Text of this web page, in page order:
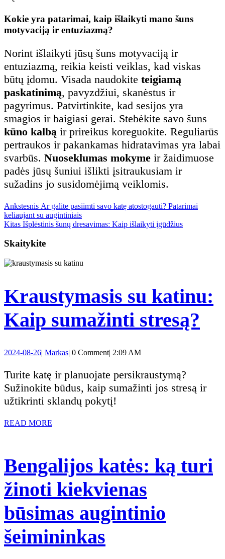
Kokie yra patarimai, kaip išlaikyti mano šuns
motyvaciją ir entuziazmą?
Norint išlaikyti jūsų šuns motyvaciją ir
entuziazmą, reikia keisti veiklas, kad viskas
būtų įdomu. Visada naudokite teigiamą
paskatinimą, pavyzdžiui, skanėstus ir
pagyrimus. Patvirtinkite, kad sesijos yra
smagios ir baigiasi gerai. Stebėkite savo šuns
kūno kalbą ir prireikus koreguokite. Reguliarūs
pertraukos ir pakankamas hidratavimas yra labai
svarbūs. Nuoseklumas mokyme ir žaidimuose
padės jūsų šuniui išlikti įsitraukusiam ir
sužadins jo susidomėjimą veiklomis.
Navigacija
tarp
įrašų
Ankstesnis Previous
post:
Ar galite pasiimti savo katę atostogauti? Patarimai
keliaujant su augintiniais
Kitas Next
Išplėstinis šunų dresavimas: Kaip išlaikyti įgūdžius
Skaitykite
Kraustymasis su katinu:
Kaip sumažinti stresą?
2024-08-262024-
26
| MarkasMarkas
| 0 Comment| 2:09 AM
Turite katę ir planuojate persikraustymą?
Sužinokite būdus, kaip sumažinti jos stresą ir
užtikrinti sklandų pokytį!
READ MORE
Bengalijos katės: ką turi
žinoti kiekvienas
būsimas augintinio
šeimininkas